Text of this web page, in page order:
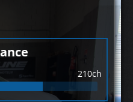
210ch